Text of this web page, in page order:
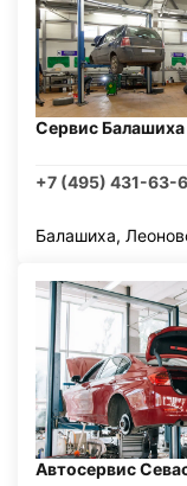
Сервис Балашиха
+7 (495) 431-63-
Балашиха,
Автосервис